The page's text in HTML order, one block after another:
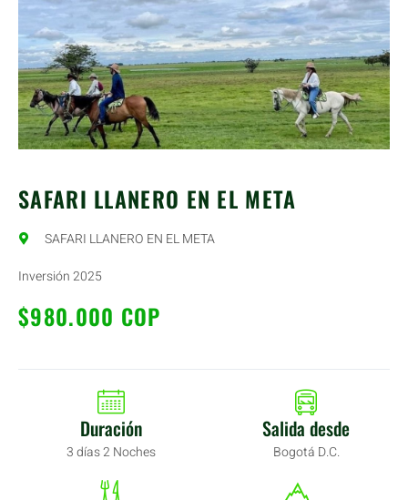
SAFARI LLANERO EN EL META
SAFARI LLANERO EN EL META
Inversión 2025
$980.000 COP
Duración
3 días 2 Noches
Salida desde
Bogotá D.C.